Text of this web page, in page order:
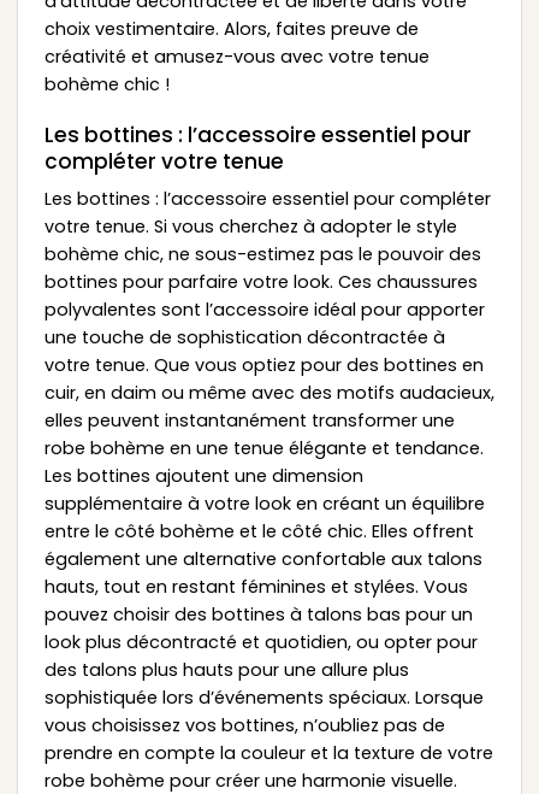
choix vestimentaire. Alors, faites preuve de
créativité et amusez-vous avec votre tenue
bohème chic !
Les bottines : l’accessoire essentiel pour
compléter votre tenue
Les bottines : l’accessoire essentiel pour compléter
votre tenue. Si vous cherchez à adopter le style
bohème chic, ne sous-estimez pas le pouvoir des
bottines pour parfaire votre look. Ces chaussures
polyvalentes sont l’accessoire idéal pour apporter
une touche de sophistication décontractée à
votre tenue. Que vous optiez pour des bottines en
cuir, en daim ou même avec des motifs audacieux,
elles peuvent instantanément transformer une
robe bohème en une tenue élégante et tendance.
Les bottines ajoutent une dimension
supplémentaire à votre look en créant un équilibre
entre le côté bohème et le côté chic. Elles offrent
également une alternative confortable aux talons
hauts, tout en restant féminines et stylées. Vous
pouvez choisir des bottines à talons bas pour un
look plus décontracté et quotidien, ou opter pour
des talons plus hauts pour une allure plus
sophistiquée lors d’événements spéciaux. Lorsque
vous choisissez vos bottines, n’oubliez pas de
prendre en compte la couleur et la texture de votre
robe bohème pour créer une harmonie visuelle.